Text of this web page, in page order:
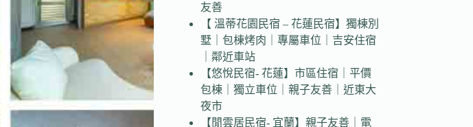
友善
【 溫蒂花園民宿 – 花蓮民宿】獨棟別
墅｜包棟烤肉｜專屬車位｜吉安住宿
｜鄰近車站
【悠悅民宿- 花蓮】市區住宿｜平價
包棟｜獨立車位｜親子友善｜近東大
夜市
【閒雲居民宿- 宜蘭】親子友善｜電